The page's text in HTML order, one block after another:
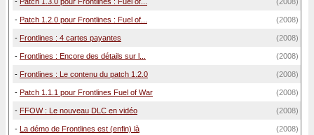
- Patch 1.2.0 pour Frontlines : Fuel of... (2008)
- Frontlines : 4 cartes payantes (2008)
- Frontlines : Encore des détails sur l... (2008)
- Frontlines : Le contenu du patch 1.2.0 (2008)
- Patch 1.1.1 pour Frontlines Fuel of War (2008)
- FFOW : Le nouveau DLC en vidéo (2008)
- La démo de Frontlines est (enfin) là (2008)